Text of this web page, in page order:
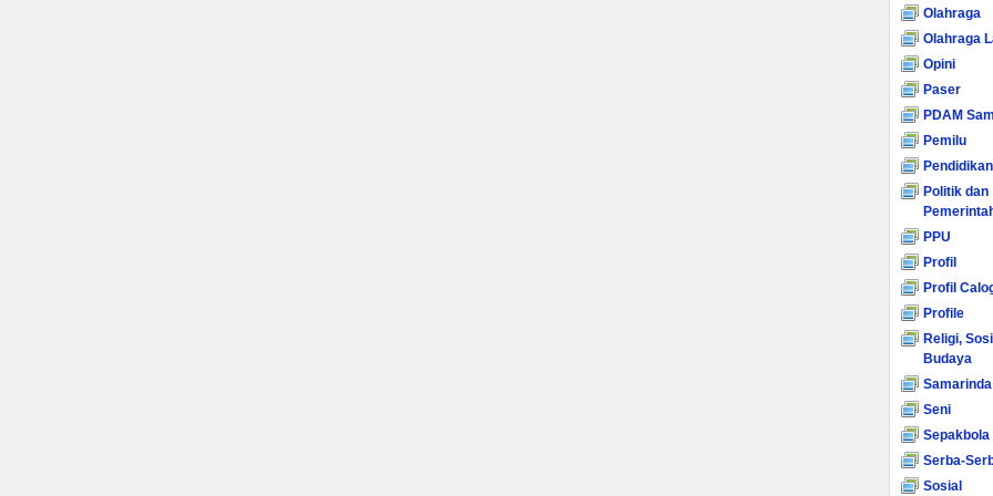
Olahraga
Olahraga
Opini
Paser
PDAM
Pemilu
Pendidikan
Politik dan
PPU
Profil
Profil
Profile
Religi,
Budaya
Samarinda
Seni
Sepakbola
Serba-
Sosial